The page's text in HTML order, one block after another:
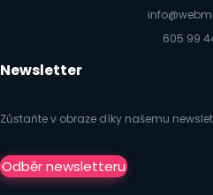
605 99
Newsletter
Zůstaňte v obraze díky našemu
Odběr newsletteru